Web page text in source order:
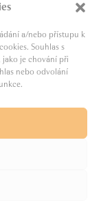
a/nebo přístupu k
Souhlas s
je chování při
nebo odvolání